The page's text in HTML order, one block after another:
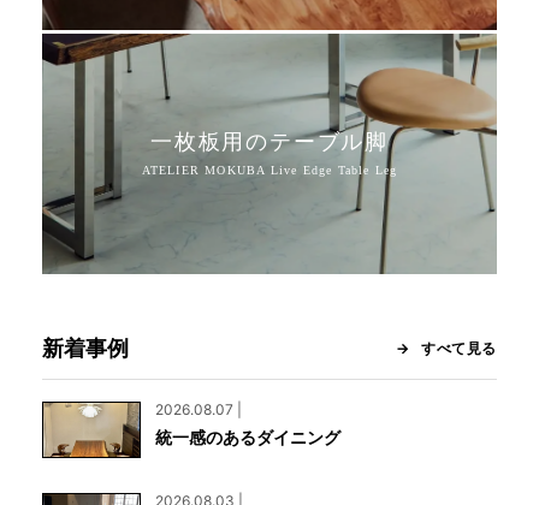
一枚板用のテーブル脚
新着事例 すべて見る
2026.08.07 |
統一感のあるダイニング
2026.08.03 |